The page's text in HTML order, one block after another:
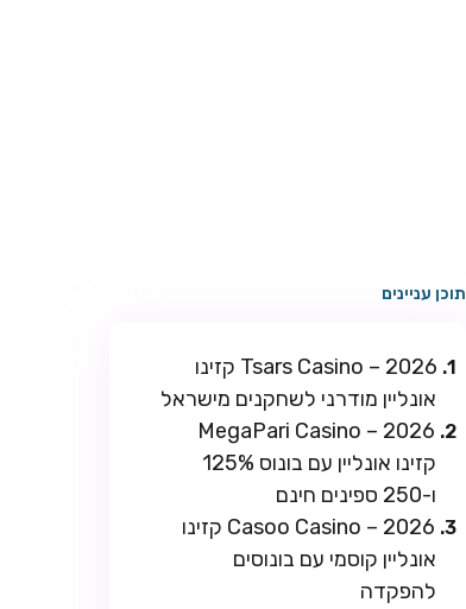
תוכן עניינים
Tsars Casino – 2026 קזינו
אונליין מודרני לשחקנים מישראל
MegaPari Casino – 2026
קזינו אונליין עם בונוס 125%
ו-250 ספינים חינם
Casoo Casino – 2026 קזינו
אונליין קוסמי עם בונוסים
להפקדה